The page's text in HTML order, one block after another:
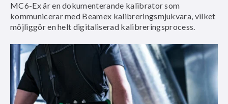
MC6-Ex är en dokumenterande kalibrator som
kommunicerar med Beamex kalibreringsmjukvara, vilket
möjliggör en helt digitaliserad kalibreringsprocess.